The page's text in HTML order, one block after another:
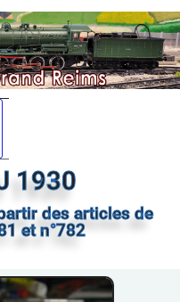
1930
des articles de
et n°782